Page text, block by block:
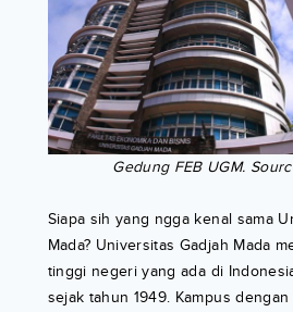
Gedung FEB UGM.
Siapa sih yang ngga kenal sama
Mada? Universitas Gadjah Mada
tinggi negeri yang ada di
sejak tahun 1949. Kampus